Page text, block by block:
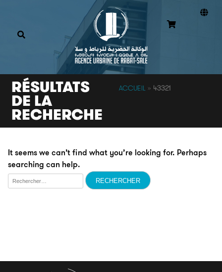
RÉSULTATS
DE LA
RECHERCHE
ACCUEIL » 43321
It seems we can’t find what you’re looking for. Perhaps
searching can help.
Rechercher :